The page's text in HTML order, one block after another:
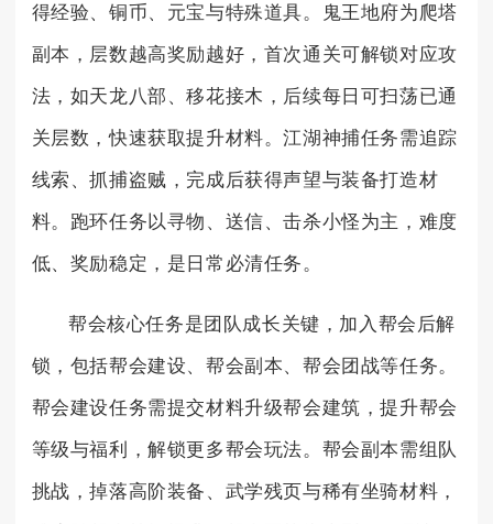
得经验、铜币、元宝与特殊道具。鬼王地府为爬塔
副本，层数越高奖励越好，首次通关可解锁对应攻
法，如天龙八部、移花接木，后续每日可扫荡已通
关层数，快速获取提升材料。江湖神捕任务需追踪
线索、抓捕盗贼，完成后获得声望与装备打造材
料。跑环任务以寻物、送信、击杀小怪为主，难度
低、奖励稳定，是日常必清任务。
帮会核心任务是团队成长关键，加入帮会后解
锁，包括帮会建设、帮会副本、帮会团战等任务。
帮会建设任务需提交材料升级帮会建筑，提升帮会
等级与福利，解锁更多帮会玩法。帮会副本需组队
挑战，掉落高阶装备、武学残页与稀有坐骑材料，